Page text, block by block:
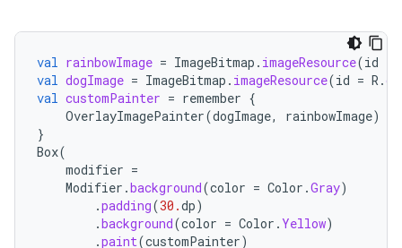
val rainbowImage = ImageBitmap . imageResource(id
val dogImage = ImageBitmap . imageResource(id = R .
val customPainter = remember {
OverlayImagePainter(dogImage, rainbowImage)
}
Box(
modifier =
Modifier .background(color = Color .Gray)
.padding(30.dp)
.background(color = Color . Yellow)
.paint(customPainter)